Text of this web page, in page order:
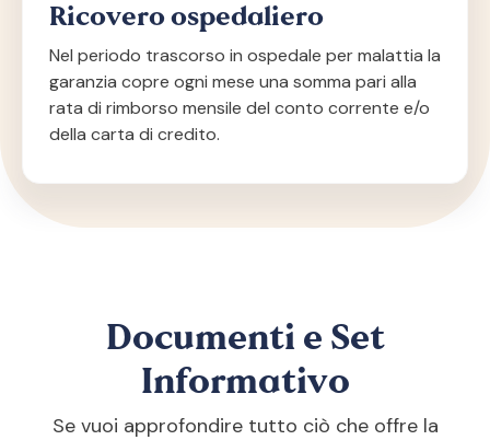
Ricovero ospedaliero
Nel periodo trascorso in ospedale per malattia la
garanzia copre ogni mese una somma pari alla
rata di rimborso mensile del conto corrente e/o
della carta di credito.
Documenti e Set
Informativo
Se vuoi approfondire tutto ciò che offre la